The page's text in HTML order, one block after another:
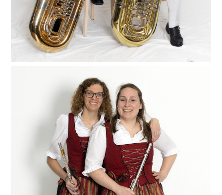
Achtung Frauensache! Auch am kleinsten und
zugleich höchsten Instrument der Kapelle lassen die
Männer unseren Frauen den Vortritt. Bekannt für ihre
flinken Läufe und schwungvollen Einlagen, beweisen
unsere beiden Flötenmädels Petra und Eva immer
wieder, dass die Querflöte mit viel Gefühl und